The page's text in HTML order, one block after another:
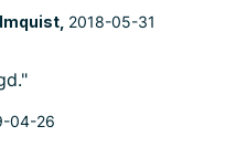
2018-05-31
04-26